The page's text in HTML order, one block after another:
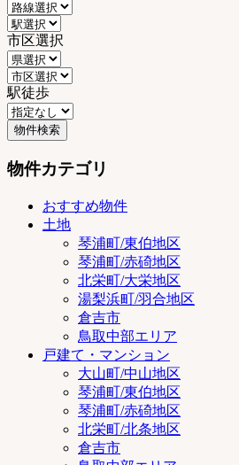
市区選択
駅徒歩
物件カテゴリ
おすすめ物件
土地
琴浦町/東伯地区
琴浦町/赤碕地区
北栄町/大栄地区
湯梨浜町/羽合地区
倉吉市
鳥取中部エリア
戸建て・マンション
大山町/中山地区
琴浦町/東伯地区
琴浦町/赤碕地区
北栄町/北条地区
倉吉市